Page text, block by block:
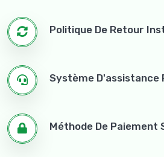
Politique De Retour
Système D'assistance
Méthode De Paiement